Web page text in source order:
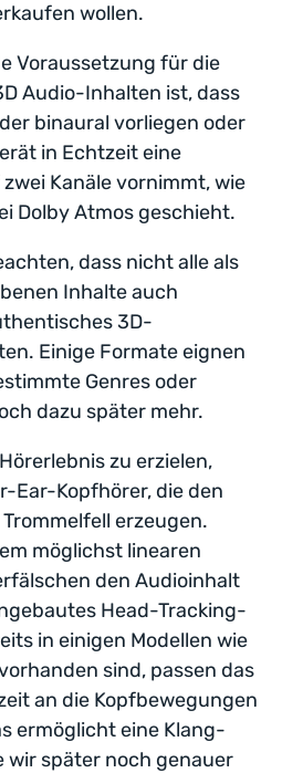
wollen.
Voraussetzung für die
Audio-Inhalten ist, dass
binaural vorliegen oder
in Echtzeit eine
Kanäle vornimmt, wie
Dolby Atmos geschieht.
dass nicht alle als
Inhalte auch
3D-
Einige Formate eignen
Genres oder
dazu später mehr.
zu erzielen,
Ear-Kopfhörer, die den
erzeugen.
möglichst linearen
den Audioinhalt
Head-Tracking-
in einigen Modellen wie
sind, passen das
an die Kopfbewegungen
ermöglicht eine Klang-
wir später noch genauer